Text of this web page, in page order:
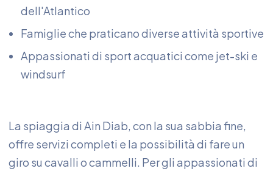
dell'Atlantico
Famiglie che praticano diverse attività sportive
Appassionati di sport acquatici come jet-ski e
windsurf
La spiaggia di Ain Diab, con la sua sabbia fine,
offre servizi completi e la possibilità di fare un
giro su cavalli o cammelli. Per gli appassionati di